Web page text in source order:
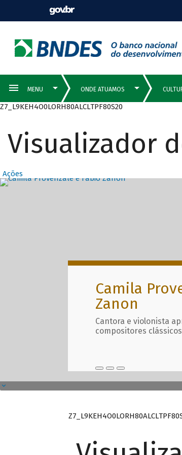
Z7_L9KEH4O0LORH80ALCLTPF80S20
Visualizador
Ações
Destaques
Camila
Zanon
Cantora e violonista
compositores